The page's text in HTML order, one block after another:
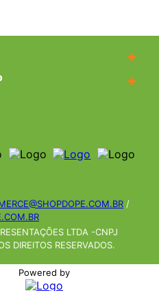
+
+
/
LTDA -CNPJ
DIREITOS RESERVADOS.
Powered by